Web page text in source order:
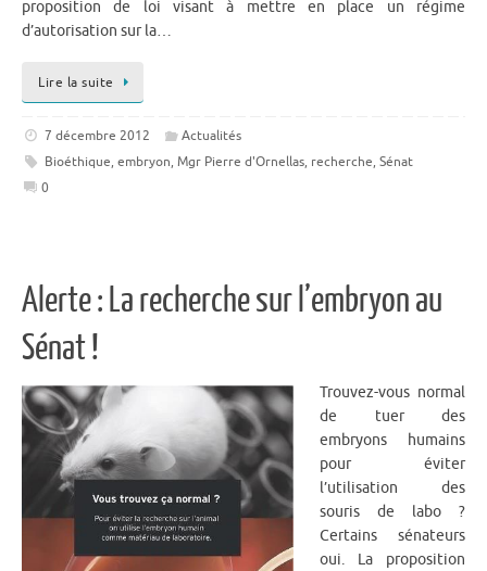
proposition de loi visant à mettre en place un régime
d’autorisation sur la…
Lire la suite
7 décembre 2012
Actualités
Bioéthique, embryon, Mgr Pierre d'Ornellas, recherche, Sénat
0
Alerte : La recherche sur l’embryon au
Sénat !
Trouvez-vous normal
de tuer des
embryons humains
pour éviter
l’utilisation des
souris de labo ?
Certains sénateurs
oui. La proposition